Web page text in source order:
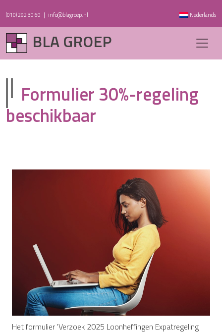
(010) 292 30 60 | info@blagroep.nl Nederlands
BLA GROEP
Formulier 30%-regeling
beschikbaar
Het formulier 'Verzoek 2025 Loonheffingen Expatregeling